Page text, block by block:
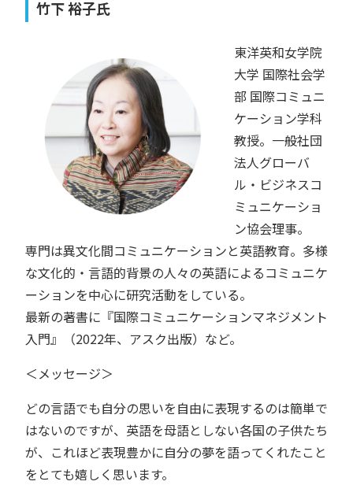
竹下 裕子氏
東洋英和女学院
大学 国際社会学
部 国際コミュニ
ケーション学科
教授。一般社団
法人グローバ
ル・ビジネスコ
ミュニケーショ
ン協会理事。
専門は異文化間コミュニケーションと英語教育。多様
な文化的・言語的背景の人々の英語によるコミュニケ
ーションを中心に研究活動をしている。
最新の著書に『国際コミュニケーションマネジメント
入門』（2022年、アスク出版）など。
＜メッセージ＞
どの言語でも自分の思いを自由に表現するのは簡単で
はないのですが、英語を母語としない各国の子供たち
が、これほど表現豊かに自分の夢を語ってくれたこと
をとても嬉しく思います。